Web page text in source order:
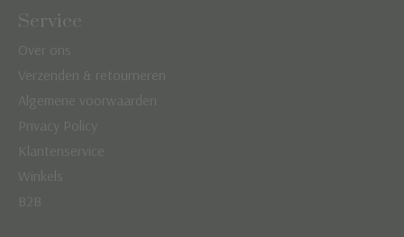
Service
Over ons
Verzenden & retourneren
Algemene voorwaarden
Privacy Policy
Klantenservice
Winkels
B2B